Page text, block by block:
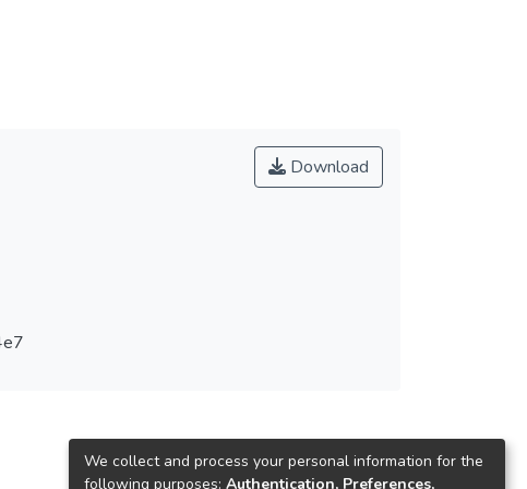
Download
We collect and process your personal information for the
following purposes: Authentication, Preferences,